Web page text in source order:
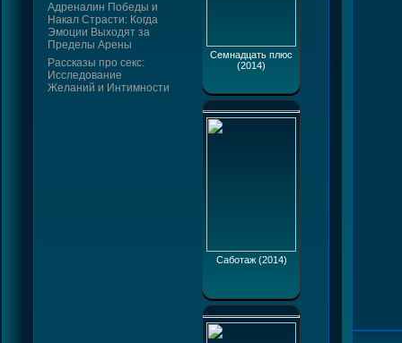
Адреналин Победы и
Накал Страсти: Когда
Эмоции Выходят за
Пределы Арены
Рассказы про секс:
Исследование
Желаний и Интимности
Семнадцать плюс
(2014)
Саботаж (2014)